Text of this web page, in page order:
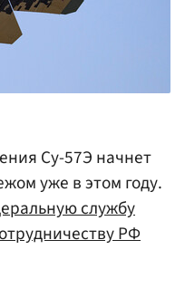
Су-57Э начнет
уже в этом году.
службу
РФ